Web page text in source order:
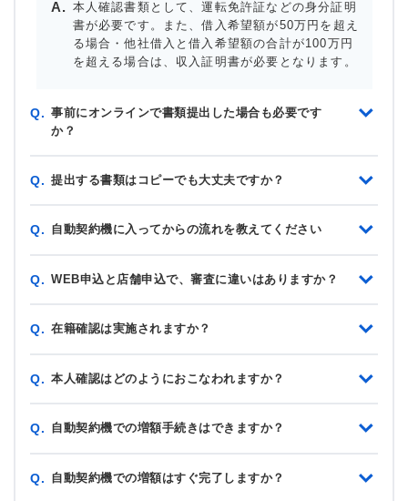
本人確認書類として、運転免許証などの身分証明
書が必要です。また、借入希望額が50万円を超え
る場合・他社借入と借入希望額の合計が100万円
を超える場合は、収入証明書が必要となります。
Q. 事前にオンラインで書類提出した場合も必要です
か？
Q. 提出する書類はコピーでも大丈夫ですか？
Q. 自動契約機に入ってからの流れを教えてください
Q. WEB申込と店舗申込で、審査に違いはありますか？
Q. 在籍確認は実施されますか？
Q. 本人確認はどのようにおこなわれますか？
Q. 自動契約機での増額手続きはできますか？
Q. 自動契約機での増額はすぐ完了しますか？